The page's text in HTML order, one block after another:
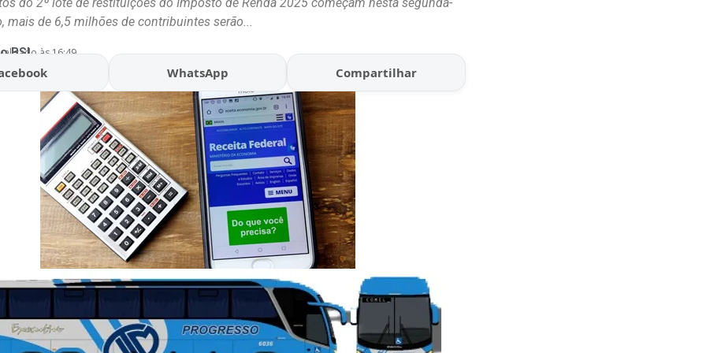
mais de 6,5 milhões de contribuintes serão...
BSL às 16:49
WhatsApp Compartilhar